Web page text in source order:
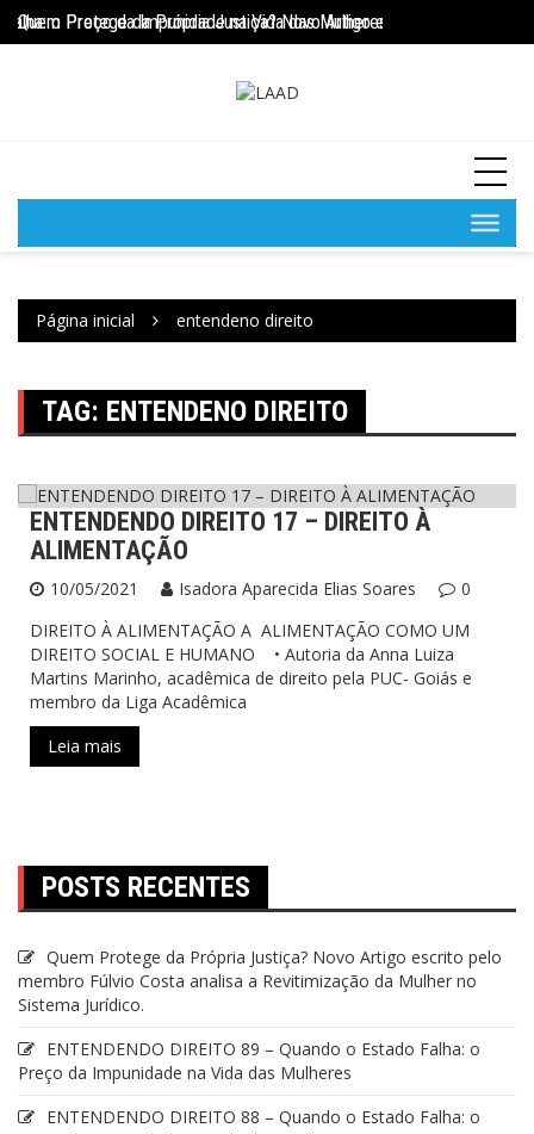
para
o Preço da Impunidade na Vida das Mulheres
Quem Protege da Própria Justiça? Novo Artigo escrito pelo
Página inicial entendeno direito
TAG: ENTENDENO DIREITO
Entendendo Direito LaadNews
Notícias
O Que Nós Fazemos
ENTENDENDO DIREITO 17 – DIREITO À
ALIMENTAÇÃO
10/05/2021 Isadora Aparecida Elias Soares
0
DIREITO À ALIMENTAÇÃO A ALIMENTAÇÃO COMO UM
DIREITO SOCIAL E HUMANO • Autoria da Anna Luiza
Martins Marinho, acadêmica de direito pela PUC- Goiás e
membro da Liga Acadêmica
Leia mais
POSTS RECENTES
Quem Protege da Própria Justiça? Novo Artigo escrito pelo
membro Fúlvio Costa analisa a Revitimização da Mulher no
Sistema Jurídico.
ENTENDENDO DIREITO 89 – Quando o Estado Falha: o
Preço da Impunidade na Vida das Mulheres
ENTENDENDO DIREITO 88 – Quando o Estado Falha: o